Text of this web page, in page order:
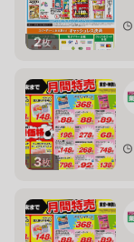
2枚
3枚